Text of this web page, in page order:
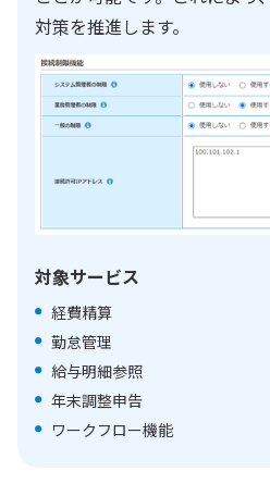
対策を推進します。
対象サービス
経費精算
勤怠管理
給与明細参照
年末調整申告
ワークフロー機能